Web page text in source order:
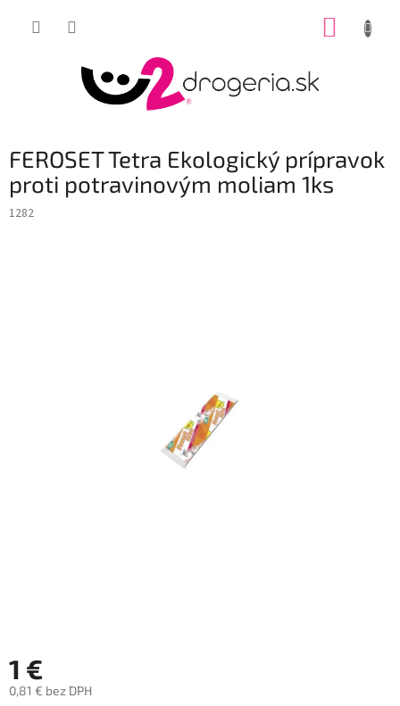
FEROSET Tetra Ekologický prípravok
proti potravinovým moliam 1ks
1282
1 €
0,81 € bez DPH